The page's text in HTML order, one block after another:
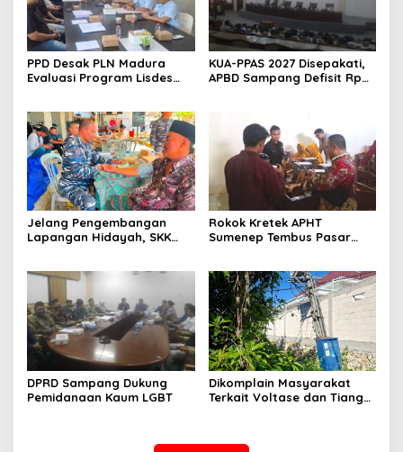
PPD Desak PLN Madura
Evaluasi Program Lisdes
KUA-PPAS 2027 Disepakati,
APBD Sampang Defisit Rp
Jelang Pengembangan
Lapangan Hidayah, SKK
Nelayan Sampang
Rokok Kretek APHT
Sumenep Tembus Pasar
DPRD Sampang Dukung
Pemidanaan Kaum LGBT
Dikomplain Masyarakat
Terkait Voltase dan Tiang